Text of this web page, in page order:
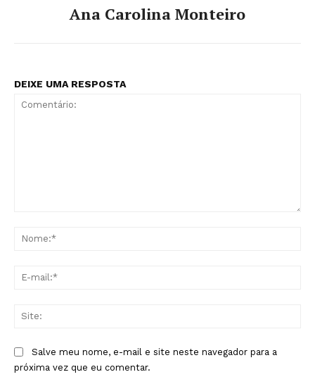
Ana Carolina Monteiro
DEIXE UMA RESPOSTA
Salve meu nome, e-mail e site neste navegador para a
próxima vez que eu comentar.